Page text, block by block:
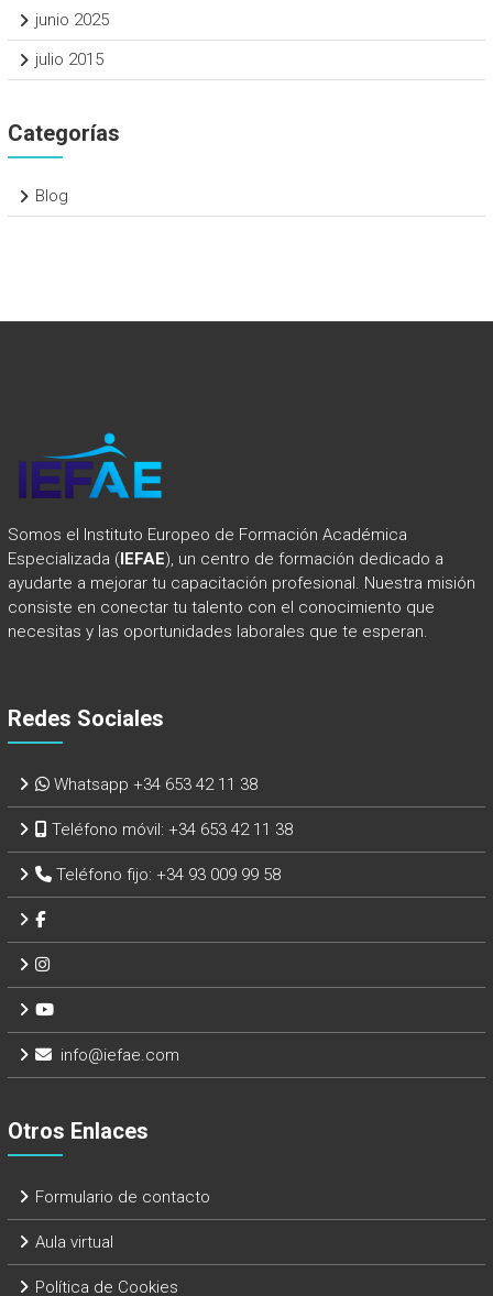
junio 2025
julio 2015
Categorías
Blog
Somos el Instituto Europeo de Formación Académica
Especializada (IEFAE), un centro de formación dedicado a
ayudarte a mejorar tu capacitación profesional. Nuestra misión
consiste en conectar tu talento con el conocimiento que
necesitas y las oportunidades laborales que te esperan.
Redes Sociales
Whatsapp +34 653 42 11 38
Teléfono móvil: +34 653 42 11 38
Teléfono fijo: +34 93 009 99 58
info@iefae.com
Otros Enlaces
Formulario de contacto
Aula virtual
Política de Cookies